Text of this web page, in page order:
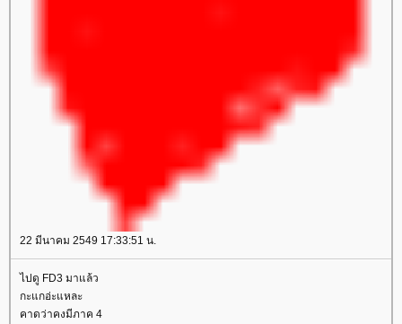
22 มีนาคม 2549 17:33:51 น.
ไปดู FD3 มาแล้ว
กะแกอ่ะแหละ
คาดว่าคงมีภาค 4